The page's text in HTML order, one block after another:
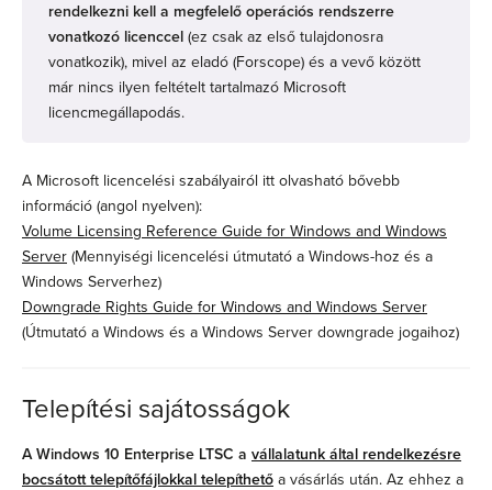
rendelkezni kell a megfelelő operációs rendszerre
vonatkozó licenccel (ez csak az első tulajdonosra
vonatkozik), mivel az eladó (Forscope) és a vevő között
már nincs ilyen feltételt tartalmazó Microsoft
licencmegállapodás.
A Microsoft licencelési szabályairól itt olvasható bővebb
információ (angol nyelven):
Volume Licensing Reference Guide for Windows and Windows
Server (Mennyiségi licencelési útmutató a Windows-hoz és a
Windows Serverhez)
Downgrade Rights Guide for Windows and Windows Server
(Útmutató a Windows és a Windows Server downgrade jogaihoz)
Telepítési sajátosságok
A Windows 10 Enterprise LTSC a vállalatunk által rendelkezésre
bocsátott telepítőfájlokkal telepíthető a vásárlás után. Az ehhez a